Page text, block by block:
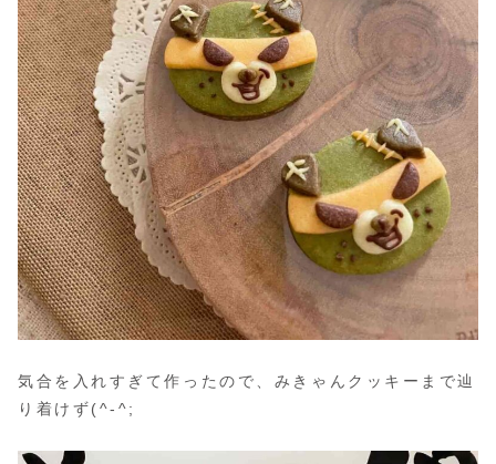
気合を入れすぎて作ったので、みきゃんクッキーまで辿
り着けず(^-^;